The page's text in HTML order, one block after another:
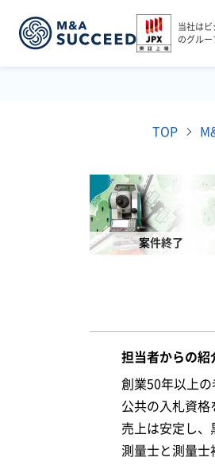
当社はビ
のグルー
TOP
案件終了
担当者からの紹
創業50年以上の
公共の入札資格
売上は安定し、
測量士と測量士